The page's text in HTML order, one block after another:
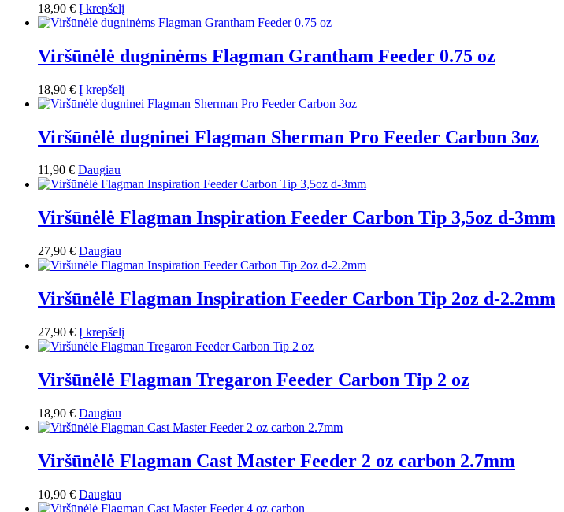
18,90 € Į krepšelį
Viršūnėlė dugninėms Flagman Grantham Feeder 0.75 oz
18,90 € Į krepšelį
Viršūnėlė dugninei Flagman Sherman Pro Feeder Carbon 3oz
11,90 € Daugiau
Viršūnėlė Flagman Inspiration Feeder Carbon Tip 3,5oz d-3mm
27,90 € Daugiau
Viršūnėlė Flagman Inspiration Feeder Carbon Tip 2oz d-2.2mm
27,90 € Į krepšelį
Viršūnėlė Flagman Tregaron Feeder Carbon Tip 2 oz
18,90 € Daugiau
Viršūnėlė Flagman Cast Master Feeder 2 oz carbon 2.7mm
10,90 € Daugiau